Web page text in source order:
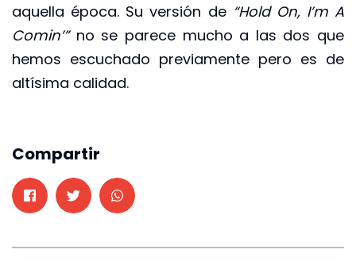
aquella época. Su versión de “Hold On, I’m A
Comin’”no se parece mucho a las dos que
hemos escuchado previamente pero es de
altísima calidad.
Compartir